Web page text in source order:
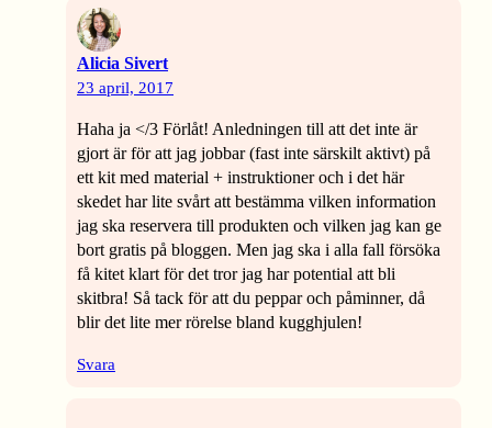
Alicia Sivert
23 april, 2017
Haha ja </3 Förlåt! Anledningen till att det inte är
gjort är för att jag jobbar (fast inte särskilt aktivt) på
ett kit med material + instruktioner och i det här
skedet har lite svårt att bestämma vilken information
jag ska reservera till produkten och vilken jag kan ge
bort gratis på bloggen. Men jag ska i alla fall försöka
få kitet klart för det tror jag har potential att bli
skitbra! Så tack för att du peppar och påminner, då
blir det lite mer rörelse bland kugghjulen!
Svara